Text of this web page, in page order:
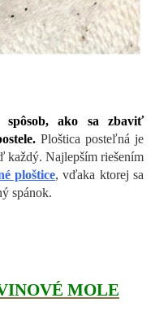
ako sa zbaviť
Ploštica posteľná je
každý. Najlepším riešením
ploštice, vďaka ktorej sa
spánok.
MOLE